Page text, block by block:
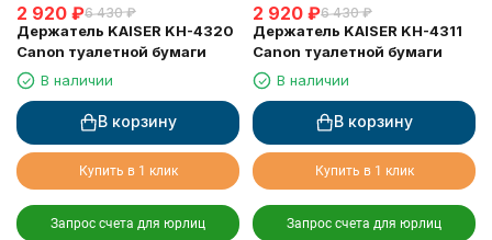
2 920 ₽6 430 ₽
Держатель KAISER KH-4320
Canon туалетной бумаги
В наличии
В корзину
Купить в 1 клик
Запрос счета для юрлиц
2 920 ₽6 430 ₽
Держатель KAISER KH-4311
Canon туалетной бумаги
В наличии
В корзину
Купить в 1 клик
Запрос счета для юрлиц